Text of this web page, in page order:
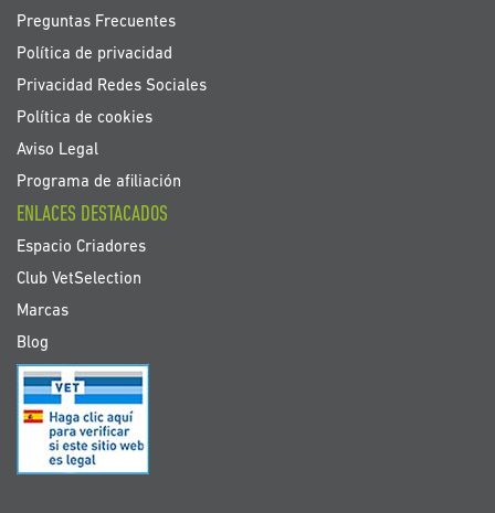
Preguntas Frecuentes
Política de privacidad
Privacidad Redes Sociales
Política de cookies
Aviso Legal
Programa de afiliación
ENLACES DESTACADOS
Espacio Criadores
Club VetSelection
Marcas
Blog